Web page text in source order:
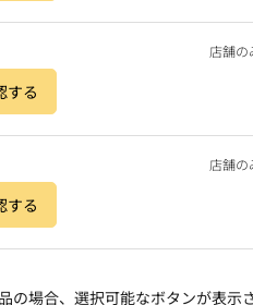
店舗の
する
店舗の
する
の場合、選択可能なボタンが表示